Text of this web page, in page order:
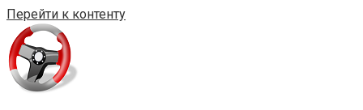
Перейти к контенту